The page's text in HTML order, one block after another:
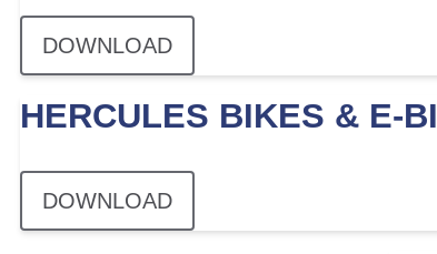
DOWNLOAD
HERCULES BIKES & E-
DOWNLOAD